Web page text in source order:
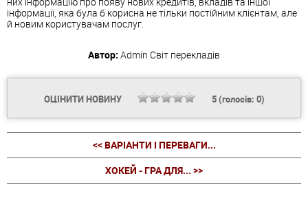
інформації, яка була б корисна не тільки постійним клієнтам, але
й новим користувачам послуг.
Автор: Admin Світ перекладів
ОЦІНИТИ НОВИНУ 5(голосів: 0)
<< ВАРІАНТИ І ПЕРЕВАГИ...
ХОКЕЙ - ГРА ДЛЯ... >>